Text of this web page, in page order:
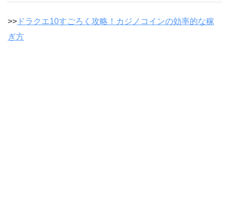
>> ドラクエ10すごろく攻略！カジノコインの効率的な稼
ぎ方